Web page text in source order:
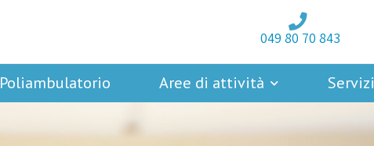
049 80 70 843
Poliambulatorio Aree di attività Servizi